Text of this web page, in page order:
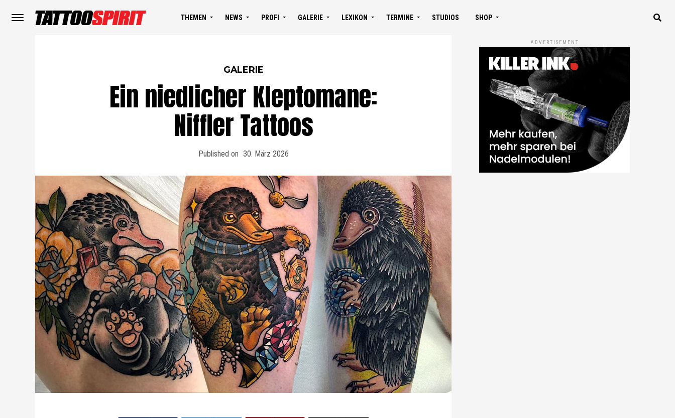
THEMEN NEWS PROFI GALERIE LEXIKON TERMINE STUDIOS SHOP
GALERIE
Ein niedlicher Kleptomane:
Niffler Tattoos
Published on 30. März 2026
ADVERTISEMENT